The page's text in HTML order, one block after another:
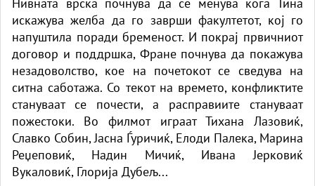
искажува желба да го заврши факултетот, кој го
напуштила поради бременост. И покрај првичниот
договор и поддршка, Фране почнува да покажува
незадоволство, кое на почетокот се сведува на
ситна саботажа. Со текот на времето, конфликтите
стануваат се почести, а расправиите стануваат
пожестоки. Во филмот играат Тихана Лазовиќ,
Славко Собин, Јасна Ѓуричиќ, Елоди Палека, Марина
Реџеповиќ, Надин Мичиќ, Ивана Јерковиќ
Вукаловиќ, Глорија Дубељ...